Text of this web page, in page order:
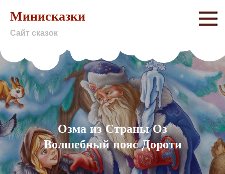
content
Минисказки
Сайт сказок
Озма из Страны Оз
Волшебный пояс Дороти